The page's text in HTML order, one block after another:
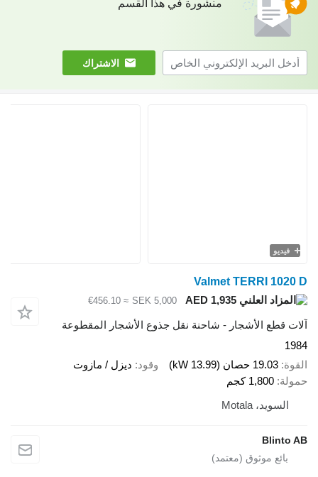
منشورة في هذا القسم
الاشتراك
Valmet
AED 1,935
SEK 5,000
≈ €456.10
- شاحنة نقل جذوع الأشجار المقطوعة
وقود ديزل / مازوت
كجم